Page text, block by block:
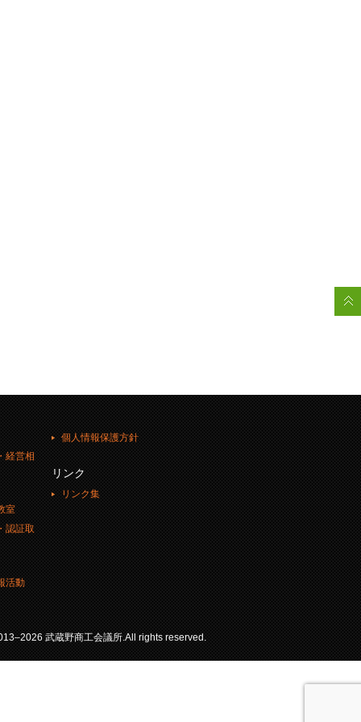
経営相
室
認証取
活動
個人情報保護方針
リンク
リンク集
武蔵野商工会議所.All rights reserved.